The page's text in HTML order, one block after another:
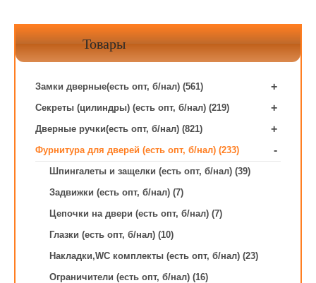
Товары
Замки дверные(есть опт, б/нал) (561) +
Секреты (цилиндры) (есть опт, б/нал) (219) +
Дверные ручки(есть опт, б/нал) (821) +
Фурнитура для дверей (есть опт, б/нал) (233) -
Шпингалеты и защелки (есть опт, б/нал) (39)
Задвижки (есть опт, б/нал) (7)
Цепочки на двери (есть опт, б/нал) (7)
Глазки (есть опт, б/нал) (10)
Накладки,WC комплекты (есть опт, б/нал) (23)
Ограничители (есть опт, б/нал) (16)